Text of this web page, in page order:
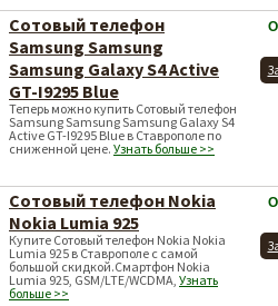
Сотовый телефон
Samsung Samsung
Samsung Galaxy S4 Active
GT-I9295 Blue
Теперь можно купить Сотовый телефон
Samsung Samsung Samsung Galaxy S4
Active GT-I9295 Blue в Ставрополе по
сниженной цене. Узнать больше >>
Сотовый телефон Nokia
Nokia Lumia 925
Купите Сотовый телефон Nokia Nokia
Lumia 925 в Ставрополе с самой
большой скидкой.Смартфон Nokia
Lumia 925, GSM/LTE/WCDMA, Узнать
больше >>